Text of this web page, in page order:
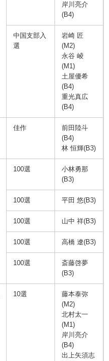
岸川亮介
(B4)
中国支部入
選
岩崎 匠
(M2)
永谷 崚
(M1)
土屋優希
(B4)
重光真広
(B4)
佳作
前田陸斗
(B4)
林 恒輝(B3)
100選
小林勇那
(B3)
100選 平田 悠(B3)
100選 山中 祥(B3)
100選 高橋 遼(B3)
100選
斎藤啓夢
(B3)
10選
藤本泰弥
(M2)
北村太一
(M1)
岸川亮介
(B4)
出上矢須志